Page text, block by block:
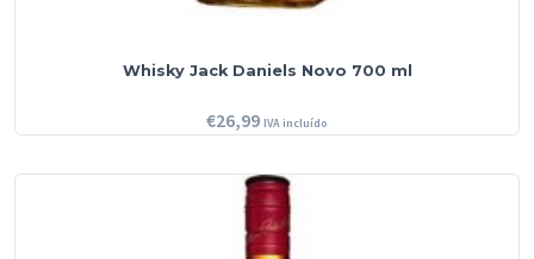
Whisky Jack Daniels Novo 700 ml
€26,99 IVA incluído